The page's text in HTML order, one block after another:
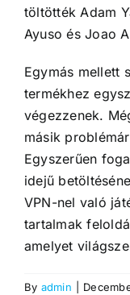
töltötték Adam
Ayuso és Joao
Egymás mellett
termékhez
végezzenek.
másik
Egyszerűen
idejű
VPN-nel való
tartalmak
amelyet
By admin